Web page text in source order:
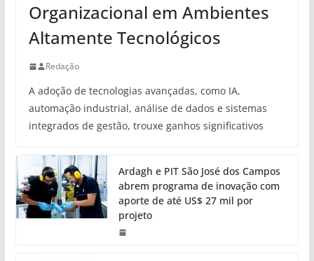
Organizacional em Ambientes
Altamente Tecnológicos
Redação
A adoção de tecnologias avançadas, como IA,
automação industrial, análise de dados e sistemas
integrados de gestão, trouxe ganhos significativos
Ardagh e PIT São José dos Campos
abrem programa de inovação com
aporte de até US$ 27 mil por
projeto